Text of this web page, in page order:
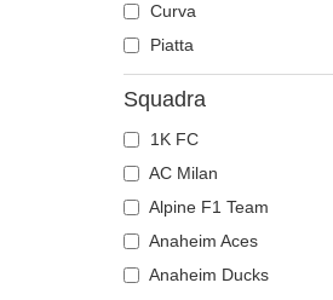
Curva
Piatta
Squadra
1K FC
AC Milan
Alpine F1 Team
Anaheim Aces
Anaheim Ducks